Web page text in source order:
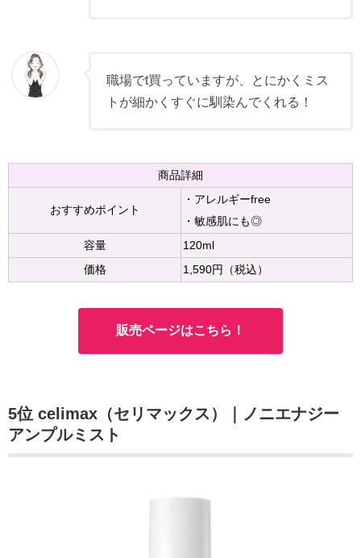
職場でt買っていますが、とにかくミス
トが細かくすぐに馴染んでくれる！
商品詳細
おすすめポイント
・アレルギーfree
・敏感肌にも◎
容量
120ml
価格
1,590円（税込）
販売ページはこちら！
5位 celimax（セリマックス）｜ノニエナジー
アンプルミスト